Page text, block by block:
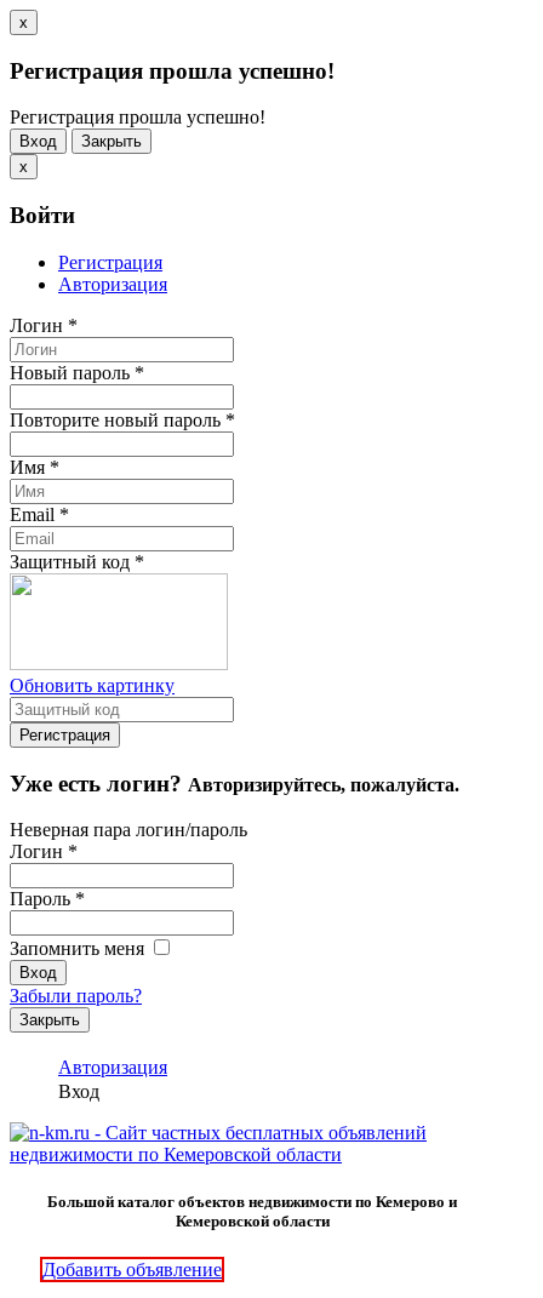
x
Регистрация прошла успешно!
Регистрация прошла успешно!
Вход
Закрыть
x
Войти
Регистрация
Авторизация
Логин *
Новый пароль *
Повторите новый пароль *
Имя *
Email *
Защитный код *
Обновить картинку
Уже есть логин? Авторизируйтесь, пожалуйста.
Неверная пара логин/пароль
Логин *
Пароль *
Запомнить меня
Забыли пароль?
Закрыть
Авторизация
Вход
Большой каталог объектов недвижимости по Кемерово и
Кемеровской области
Добавить объявление